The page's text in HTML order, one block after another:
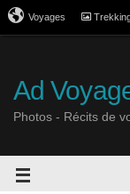
Voyages
Ad
Photos - Récits de